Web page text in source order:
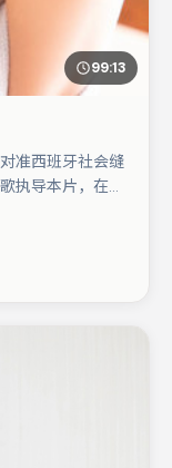
99:13
准西班牙社会缝
执导本片，在场
感锚点，张颂
成度较高，适合